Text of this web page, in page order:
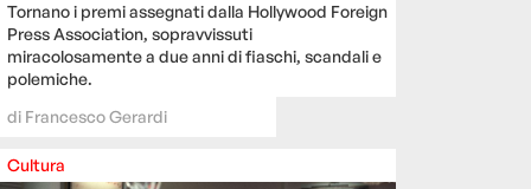
Tornano i premi assegnati dalla Hollywood Foreign
Press Association, sopravvissuti
miracolosamente a due anni di fiaschi, scandali e
polemiche.
di Francesco Gerardi
Cultura